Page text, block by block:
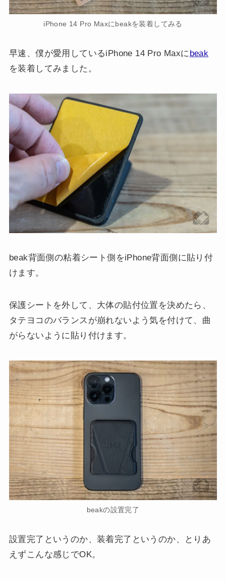
iPhone 14 Pro Maxにbeakを装着してみる
早速、僕が愛用しているiPhone 14 Pro Maxにbeak
を装着してみました。
beak背面側の粘着シート側をiPhone背面側に貼り付
けます。
保護シートを外して、大体の貼付位置を決めたら、
タテヨコのバランスが崩れないよう気を付けて、曲
がらないように貼り付けます。
beakの設置完了
設置完了というのか、装着完了というのか、とりあ
えずこんな感じでOK。